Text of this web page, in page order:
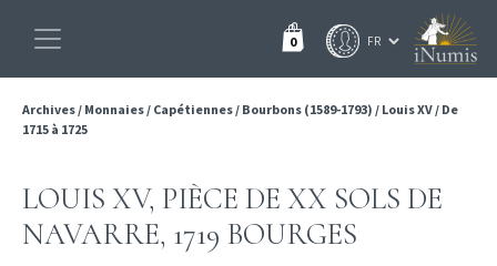
0
Archives/ Monnaies/ Capétiennes/ Bourbons (1589-1793) / Louis XV/ De
1715 à 1725
LOUIS XV, PIÈCE DE XX SOLS DE
NAVARRE, 1719 BOURGES